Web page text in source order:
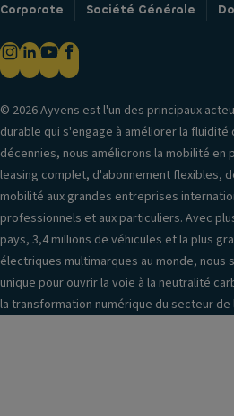
Corporate
Société Générale
© 2026 Ayvens est l'un des principaux
durable qui s'engage à améliorer la fluidité
décennies, nous améliorons la mobilité
leasing complet, d'abonnement flexibles,
mobilité aux grandes entreprises
professionnels et aux particuliers. Avec
pays, 3,4 millions de véhicules et la plus
électriques multimarques au monde, nous
unique pour ouvrir la voie à la neutralité
la transformation numérique du secteur de